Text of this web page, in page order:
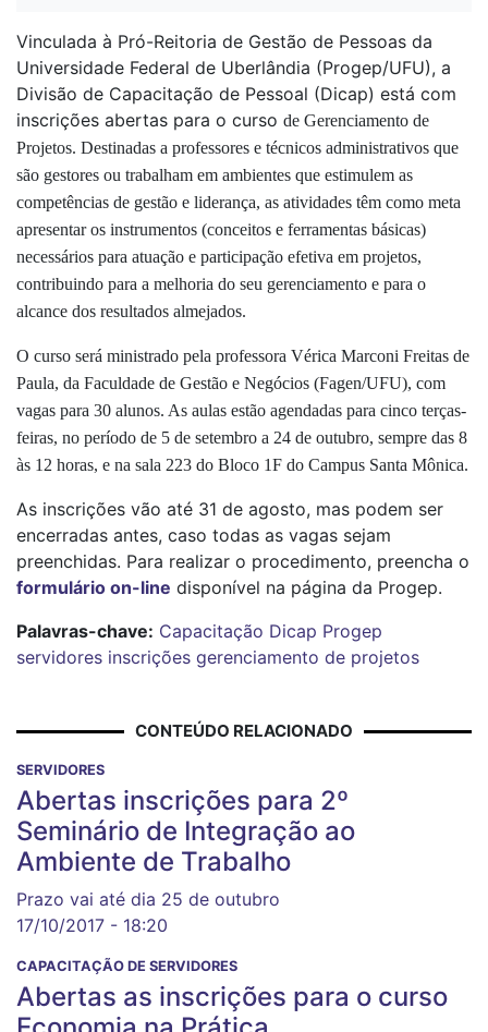
Vinculada à Pró-Reitoria de Gestão de Pessoas da
Universidade Federal de Uberlândia (Progep/UFU), a
Divisão de Capacitação de Pessoal (Dicap) está com
inscrições abertas para o curso de Gerenciamento de
Projetos. Destinadas a professores e técnicos administrativos que
são gestores ou trabalham em ambientes que estimulem as
competências de gestão e liderança, as atividades têm como meta
apresentar os instrumentos (conceitos e ferramentas básicas)
necessários para atuação e participação efetiva em projetos,
contribuindo para a melhoria do seu gerenciamento e para o
alcance dos resultados almejados.
O curso será ministrado pela professora Vérica Marconi Freitas de
Paula, da Faculdade de Gestão e Negócios (Fagen/UFU), com
vagas para 30 alunos. As aulas estão agendadas para cinco terças-
feiras, no período de 5 de setembro a 24 de outubro, sempre das 8
às 12 horas, e na sala 223 do Bloco 1F do Campus Santa Mônica.
As inscrições vão até 31 de agosto, mas podem ser
encerradas antes, caso todas as vagas sejam
preenchidas. Para realizar o procedimento, preencha o
formulário on-line disponível na página da Progep.
Palavras-chave: Capacitação Dicap Progep
servidores inscrições gerenciamento de projetos
CONTEÚDO RELACIONADO
SERVIDORES
Abertas inscrições para 2º
Seminário de Integração ao
Ambiente de Trabalho
Prazo vai até dia 25 de outubro
17/10/2017 - 18:20
CAPACITAÇÃO DE SERVIDORES
Abertas as inscrições para o curso